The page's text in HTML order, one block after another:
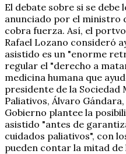
El debate sobre si se debe
anunciado por el ministro
cobra fuerza. Así, el
Rafael Lozano consideró
asistido es un "enorme
regular el "derecho a
medicina humana que
presidente de la Sociedad
Paliativos, Álvaro
Gobierno plantee la
asistido "antes de
cuidados paliativos", con
pueden contar la mitad de